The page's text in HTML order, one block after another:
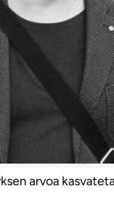
arvoa